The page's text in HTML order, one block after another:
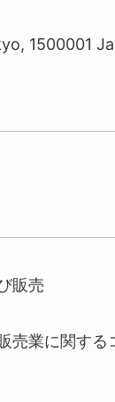
1500001
販売
売業に関す